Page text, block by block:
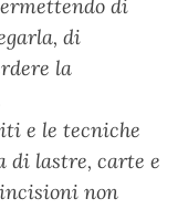
di
di
la
e le tecniche
di lastre, carte e
non